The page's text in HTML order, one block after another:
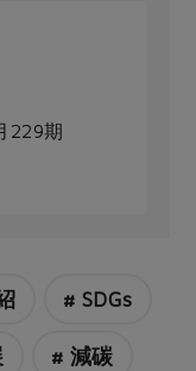
229期
# SDGs
# 減碳